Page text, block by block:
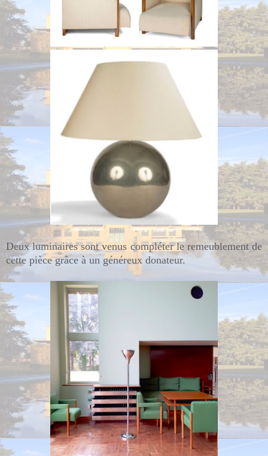
Deux luminaires sont venus compléter le remeublement de
cette pièce grâce à un généreux donateur.